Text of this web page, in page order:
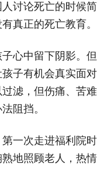
讨论死亡的时候简
真正的死亡教育。
心中留下阴影。但
子有机会真实面对
滤，但伤痛、苦难
阻挡。
一次走进福利院时
地照顾老人，热情